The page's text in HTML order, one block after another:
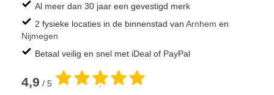
Al meer dan 30 jaar een gevestigd merk
2 fysieke locaties in de binnenstad van Arnhem en
Nijmegen
Betaal veilig en snel met iDeal of PayPal
4,9 / 5 .